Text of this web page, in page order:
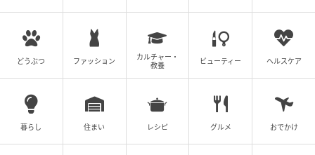
います。
※こちらの記事では@mabashi_hair様、
@shimanaka_futur様のInstagram投稿をご紹介して
おります。
※記事内の情報は執筆時のものになります。価格変更
や、販売終了の可能性もございます。最新の商品情報
どうぶつ ファッション
カルチャー・
教養
ビューティー ヘルスケア
暮らし 住まい レシピ グルメ おでかけ